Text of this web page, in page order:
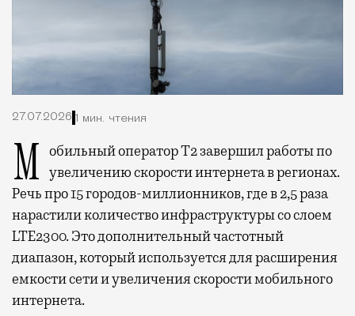
27.07.2026 1 мин. чтения
Мобильный оператор Т2 завершил работы по увеличению скорости интернета в регионах.
Речь про 15 городов-миллионников, где в 2,5 раза
нарастили количество инфраструктуры со слоем
LTE2300. Это дополнительный частотный
диапазон, который используется для расширения
емкости сети и увеличения скорости мобильного
интернета.